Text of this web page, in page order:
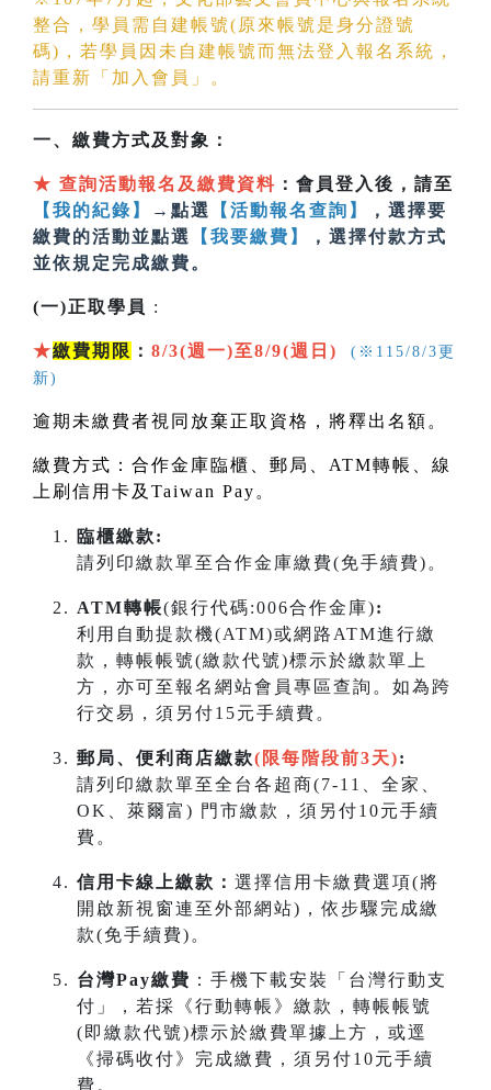
整合，學員需自建帳號(原來帳號是身分證號
碼)，若學員因未自建帳號而無法登入報名系統，
請重新「加入會員」。
一、繳費方式及對象：
★ 查詢活動報名及繳費資料 ：會員登入後，請至
【我的紀錄】
→點選 【活動報名查詢】
，選擇要
繳費的活動並點選
【我要繳費】
，選擇付款方式
並依規定完成繳費。
(一)正取學員 :
★繳費期限 ： 8/3(週一)至8/9(週日)
(※115/8/3更
新)
逾期未繳費者視同放棄正取資格，將釋出名額。
繳費方式：合作金庫臨櫃、郵局、 ATM轉帳、線
上刷信用卡及 Taiwan Pay 。
臨櫃繳款:
請列印繳款單至合作金庫繳費(免手續費)。
ATM轉帳(銀行代碼:006合作金庫):
利用自動提款機(ATM)或網路ATM進行繳
款，轉帳帳號(繳款代號)標示於繳款單上
方，亦可至報名網站會員專區查詢。如為跨
行交易，須另付15元手續費。
郵局、便利商店繳款(限每階段前3天):
請列印繳款單至全台各超商(7-11、全家、
OK、萊爾富) 門市繳款，須另付10元手續
費。
信用卡線上繳款： 選擇信用卡繳費選項(將
開啟新視窗連至外部網站)，依步驟完成繳
款(免手續費)。
台灣Pay繳費 ：手機下載安裝「台灣行動支
付」，若採《行動轉帳》繳款，轉帳帳號
(即繳款代號)標示於繳費單據上方，或逕
《掃碼收付》完成繳費，須另付10元手續
費。